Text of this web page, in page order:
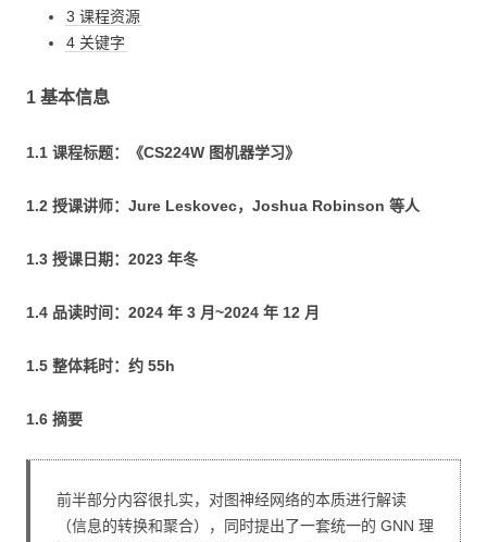
3 课程资源
4 关键字
1 基本信息
1.1 课程标题：《CS224W 图机器学习》
1.2 授课讲师：Jure Leskovec，Joshua Robinson 等人
1.3 授课日期：2023 年冬
1.4 品读时间：2024 年 3 月~2024 年 12 月
1.5 整体耗时：约 55h
1.6 摘要
前半部分内容很扎实，对图神经网络的本质进行解读
（信息的转换和聚合），同时提出了一套统一的 GNN 理